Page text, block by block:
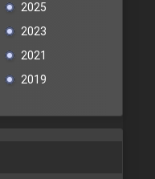
2025
2023
2021
2019